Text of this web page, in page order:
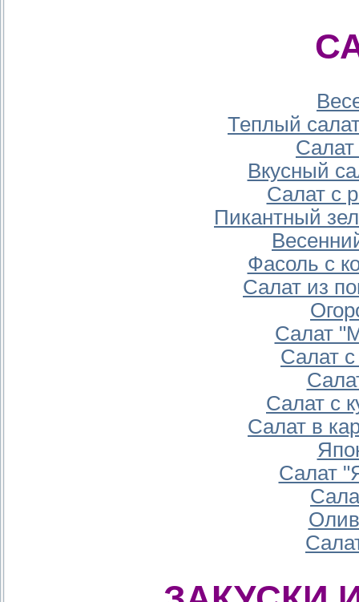
Теплый
Вкусный
Салат с
Пикантный
Фасоль с
Салат из
Салат
Салат
Салат с
Салат в
Салат